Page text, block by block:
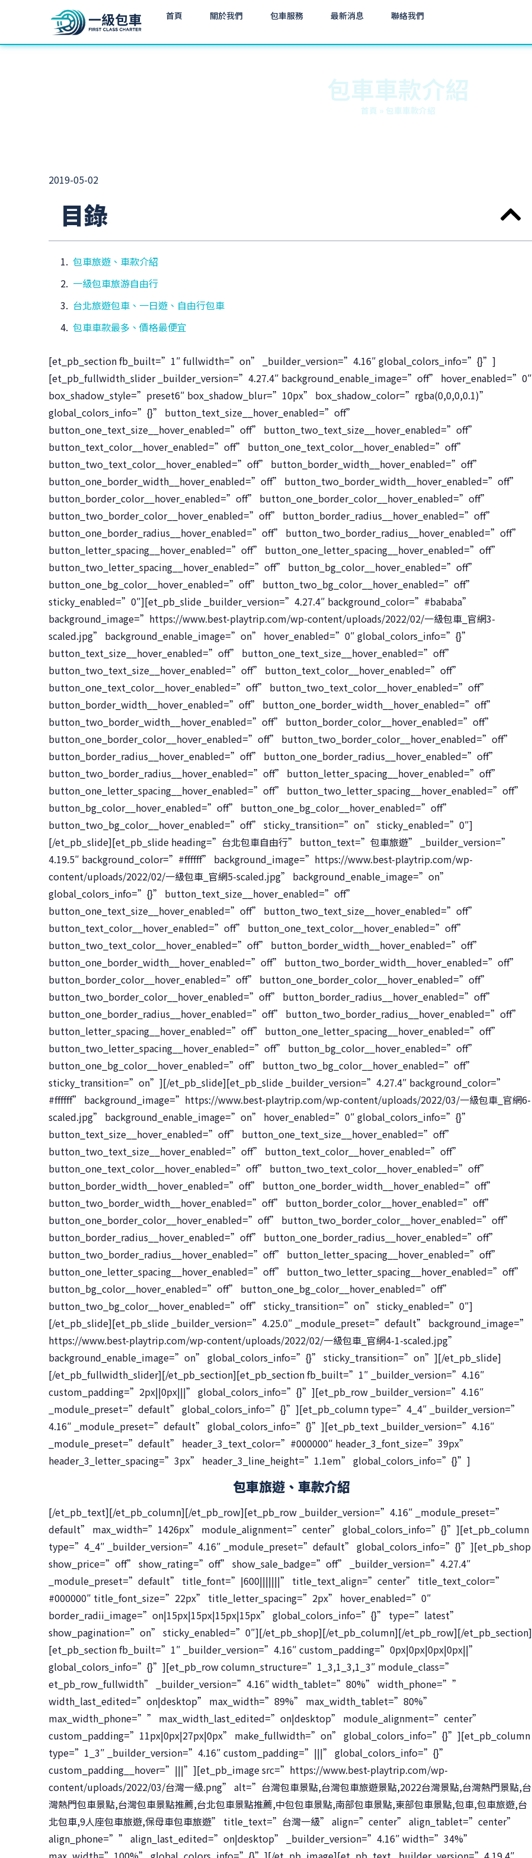
首頁 關於我們 包車服務 最新消息 聯絡我們
包車車款介紹
首頁 » 包車車款介紹
2019-05-02
目錄
包車旅遊、車款介紹
一級包車旅游自由行
台北旅遊包車、一日遊、自由行包車
包車車款最多、價格最便宜
[et_pb_section fb_built=”1″ fullwidth=”on” _builder_version=”4.16″ global_colors_info=”{}”]
[et_pb_fullwidth_slider _builder_version=”4.27.4″ background_enable_image=”off” hover_enabled=”0″
box_shadow_style=”preset6″ box_shadow_blur=”10px” box_shadow_color=”rgba(0,0,0,0.1)”
global_colors_info=”{}” button_text_size__hover_enabled=”off”
button_one_text_size__hover_enabled=”off” button_two_text_size__hover_enabled=”off”
button_text_color__hover_enabled=”off” button_one_text_color__hover_enabled=”off”
button_two_text_color__hover_enabled=”off” button_border_width__hover_enabled=”off”
button_one_border_width__hover_enabled=”off” button_two_border_width__hover_enabled=”off”
button_border_color__hover_enabled=”off” button_one_border_color__hover_enabled=”off”
button_two_border_color__hover_enabled=”off” button_border_radius__hover_enabled=”off”
button_one_border_radius__hover_enabled=”off” button_two_border_radius__hover_enabled=”off”
button_letter_spacing__hover_enabled=”off” button_one_letter_spacing__hover_enabled=”off”
button_two_letter_spacing__hover_enabled=”off” button_bg_color__hover_enabled=”off”
button_one_bg_color__hover_enabled=”off” button_two_bg_color__hover_enabled=”off”
sticky_enabled=”0″][et_pb_slide _builder_version=”4.27.4″ background_color=”#bababa”
background_image=”https://www.best-playtrip.com/wp-content/uploads/2022/02/一級包車_官網3-
scaled.jpg” background_enable_image=”on” hover_enabled=”0″ global_colors_info=”{}”
button_text_size__hover_enabled=”off” button_one_text_size__hover_enabled=”off”
button_two_text_size__hover_enabled=”off” button_text_color__hover_enabled=”off”
button_one_text_color__hover_enabled=”off” button_two_text_color__hover_enabled=”off”
button_border_width__hover_enabled=”off” button_one_border_width__hover_enabled=”off”
button_two_border_width__hover_enabled=”off” button_border_color__hover_enabled=”off”
button_one_border_color__hover_enabled=”off” button_two_border_color__hover_enabled=”off”
button_border_radius__hover_enabled=”off” button_one_border_radius__hover_enabled=”off”
button_two_border_radius__hover_enabled=”off” button_letter_spacing__hover_enabled=”off”
button_one_letter_spacing__hover_enabled=”off” button_two_letter_spacing__hover_enabled=”off”
button_bg_color__hover_enabled=”off” button_one_bg_color__hover_enabled=”off”
button_two_bg_color__hover_enabled=”off” sticky_transition=”on” sticky_enabled=”0″]
[/et_pb_slide][et_pb_slide heading=”台北包車自由行” button_text=”包車旅遊” _builder_version=”
4.19.5″ background_color=”#ffffff” background_image=”https://www.best-playtrip.com/wp-
content/uploads/2022/02/一級包車_官網5-scaled.jpg” background_enable_image=”on”
global_colors_info=”{}” button_text_size__hover_enabled=”off”
button_one_text_size__hover_enabled=”off” button_two_text_size__hover_enabled=”off”
button_text_color__hover_enabled=”off” button_one_text_color__hover_enabled=”off”
button_two_text_color__hover_enabled=”off” button_border_width__hover_enabled=”off”
button_one_border_width__hover_enabled=”off” button_two_border_width__hover_enabled=”off”
button_border_color__hover_enabled=”off” button_one_border_color__hover_enabled=”off”
button_two_border_color__hover_enabled=”off” button_border_radius__hover_enabled=”off”
button_one_border_radius__hover_enabled=”off” button_two_border_radius__hover_enabled=”off”
button_letter_spacing__hover_enabled=”off” button_one_letter_spacing__hover_enabled=”off”
button_two_letter_spacing__hover_enabled=”off” button_bg_color__hover_enabled=”off”
button_one_bg_color__hover_enabled=”off” button_two_bg_color__hover_enabled=”off”
sticky_transition=”on”][/et_pb_slide][et_pb_slide _builder_version=”4.27.4″ background_color=”
#ffffff” background_image=”https://www.best-playtrip.com/wp-content/uploads/2022/03/一級包車_官網6-
scaled.jpg” background_enable_image=”on” hover_enabled=”0″ global_colors_info=”{}”
button_text_size__hover_enabled=”off” button_one_text_size__hover_enabled=”off”
button_two_text_size__hover_enabled=”off” button_text_color__hover_enabled=”off”
button_one_text_color__hover_enabled=”off” button_two_text_color__hover_enabled=”off”
button_border_width__hover_enabled=”off” button_one_border_width__hover_enabled=”off”
button_two_border_width__hover_enabled=”off” button_border_color__hover_enabled=”off”
button_one_border_color__hover_enabled=”off” button_two_border_color__hover_enabled=”off”
button_border_radius__hover_enabled=”off” button_one_border_radius__hover_enabled=”off”
button_two_border_radius__hover_enabled=”off” button_letter_spacing__hover_enabled=”off”
button_one_letter_spacing__hover_enabled=”off” button_two_letter_spacing__hover_enabled=”off”
button_bg_color__hover_enabled=”off” button_one_bg_color__hover_enabled=”off”
button_two_bg_color__hover_enabled=”off” sticky_transition=”on” sticky_enabled=”0″]
[/et_pb_slide][et_pb_slide _builder_version=”4.25.0″ _module_preset=”default” background_image=”
https://www.best-playtrip.com/wp-content/uploads/2022/02/一級包車_官網4-1-scaled.jpg”
background_enable_image=”on” global_colors_info=”{}” sticky_transition=”on”][/et_pb_slide]
[/et_pb_fullwidth_slider][/et_pb_section][et_pb_section fb_built=”1″ _builder_version=”4.16″
custom_padding=”2px||0px|||” global_colors_info=”{}”][et_pb_row _builder_version=”4.16″
_module_preset=”default” global_colors_info=”{}”][et_pb_column type=”4_4″ _builder_version=”
4.16″ _module_preset=”default” global_colors_info=”{}”][et_pb_text _builder_version=”4.16″
_module_preset=”default” header_3_text_color=”#000000″ header_3_font_size=”39px”
header_3_letter_spacing=”3px” header_3_line_height=”1.1em” global_colors_info=”{}”]
包車旅遊、車款介紹
[/et_pb_text][/et_pb_column][/et_pb_row][et_pb_row _builder_version=”4.16″ _module_preset=”
default” max_width=”1426px” module_alignment=”center” global_colors_info=”{}”][et_pb_column
type=”4_4″ _builder_version=”4.16″ _module_preset=”default” global_colors_info=”{}”][et_pb_shop
show_price=”off” show_rating=”off” show_sale_badge=”off” _builder_version=”4.27.4″
_module_preset=”default” title_font=”|600|||||||” title_text_align=”center” title_text_color=”
#000000″ title_font_size=”22px” title_letter_spacing=”2px” hover_enabled=”0″
border_radii_image=”on|15px|15px|15px|15px” global_colors_info=”{}” type=”latest”
show_pagination=”on” sticky_enabled=”0″][/et_pb_shop][/et_pb_column][/et_pb_row][/et_pb_section]
[et_pb_section fb_built=”1″ _builder_version=”4.16″ custom_padding=”0px|0px|0px|0px||”
global_colors_info=”{}”][et_pb_row column_structure=”1_3,1_3,1_3″ module_class=”
et_pb_row_fullwidth” _builder_version=”4.16″ width_tablet=”80%” width_phone=””
width_last_edited=”on|desktop” max_width=”89%” max_width_tablet=”80%”
max_width_phone=”” max_width_last_edited=”on|desktop” module_alignment=”center”
custom_padding=”11px|0px|27px|0px” make_fullwidth=”on” global_colors_info=”{}”][et_pb_column
type=”1_3″ _builder_version=”4.16″ custom_padding=”|||” global_colors_info=”{}”
custom_padding__hover=”|||”][et_pb_image src=”https://www.best-playtrip.com/wp-
content/uploads/2022/03/台灣一級.png” alt=”台灣包車景點,台灣包車旅遊景點,2022台灣景點,台灣熱門景點,台
灣熱門包車景點,台灣包車景點推薦,台北包車景點推薦,中包包車景點,南部包車景點,東部包車景點,包車,包車旅遊,台
北包車,9人座包車旅遊,保母車包車旅遊” title_text=”台灣一級” align=”center” align_tablet=”center”
align_phone=”” align_last_edited=”on|desktop” _builder_version=”4.16″ width=”34%”